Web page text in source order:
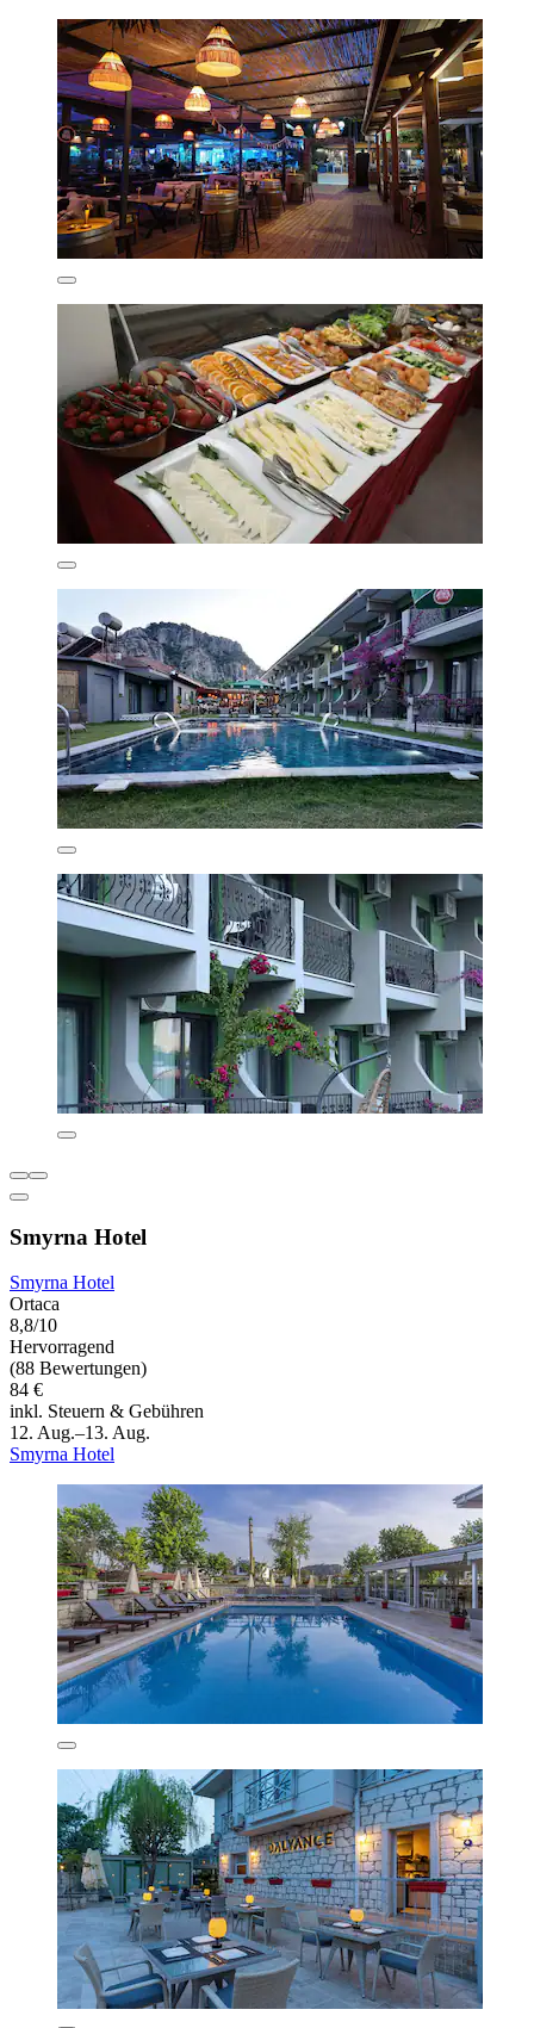
Smyrna Hotel
Smyrna Hotel
Ortaca
8,8/10
Hervorragend
(88 Bewertungen)
84 €
inkl. Steuern & Gebühren
12. Aug.–13. Aug.
Smyrna Hotel